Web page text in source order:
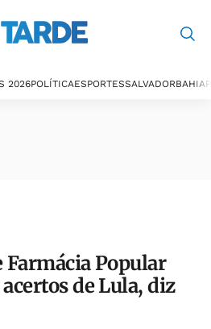
2026POLÍTICAESPORTESSALVADORBAHIA
Farmácia Popular
de Lula, diz